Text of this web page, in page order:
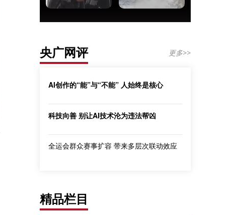
央广网评 更多>>
AI创作的“能”与“不能” 人始终是核心
科技向善 别让AI技术沦为违法帮凶
全运会群众赛事扩容 带来多层次联动效应
精品栏目